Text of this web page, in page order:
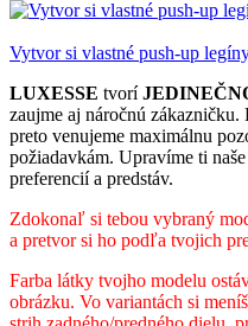
Vytvor si vlastné push-up
LUXESSE tvorí
zaujme aj náročnú zákazničku.
preto venujeme maximálnu
požiadavkám. Upravíme ti
preferencií a predstáv.
Zdokonaľ si tebou vybraný
a pretvor si ho podľa tvojich
Farba látky tvojho modelu
obrázku. Vo variantách si